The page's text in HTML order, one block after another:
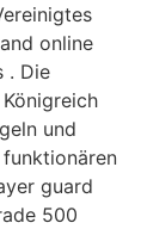
online
. Die
und
guard
500